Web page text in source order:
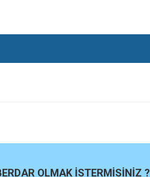
OLMAK İSTERMİSİNİZ ?